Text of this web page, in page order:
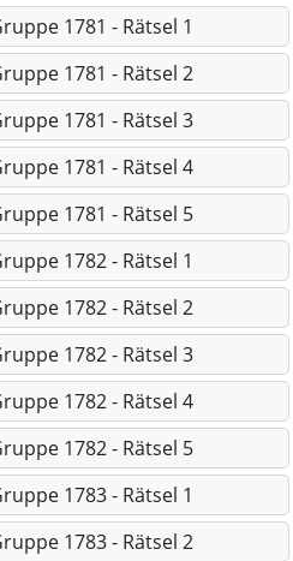
1781 - Rätsel 1
1781 - Rätsel 2
1781 - Rätsel 3
1781 - Rätsel 4
1781 - Rätsel 5
1782 - Rätsel 1
1782 - Rätsel 2
1782 - Rätsel 3
1782 - Rätsel 4
1782 - Rätsel 5
1783 - Rätsel 1
1783 - Rätsel 2